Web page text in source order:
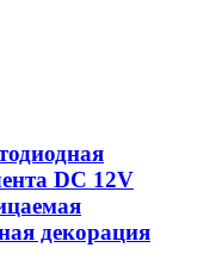
DC 12V
декорация